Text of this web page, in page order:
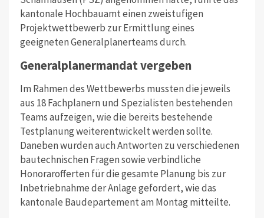
kantonale Hochbauamt einen zweistufigen
Projektwettbewerb zur Ermittlung eines
geeigneten Generalplanerteams durch.
Generalplanermandat vergeben
Im Rahmen des Wettbewerbs mussten die jeweils
aus 18 Fachplanern und Spezialisten bestehenden
Teams aufzeigen, wie die bereits bestehende
Testplanung weiterentwickelt werden sollte.
Daneben wurden auch Antworten zu verschiedenen
bautechnischen Fragen sowie verbindliche
Honorarofferten für die gesamte Planung bis zur
Inbetriebnahme der Anlage gefordert, wie das
kantonale Baudepartement am Montag mitteilte.